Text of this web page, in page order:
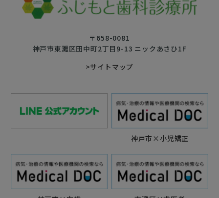
〒658-0081
神戸市東灘区田中町2丁目9-13 ニックあさひ1F
>サイトマップ
神戸市×小児矯正